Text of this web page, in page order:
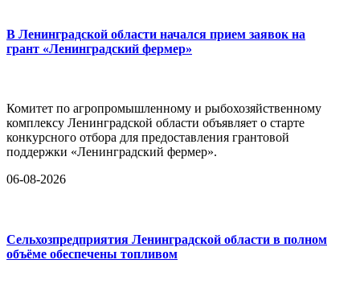
В Ленинградской области начался прием заявок на
грант «Ленинградский фермер»
Комитет по агропромышленному и рыбохозяйственному
комплексу Ленинградской области объявляет о старте
конкурсного отбора для предоставления грантовой
поддержки «Ленинградский фермер».
06-08-2026
Сельхозпредприятия Ленинградской области в полном
объёме обеспечены топливом